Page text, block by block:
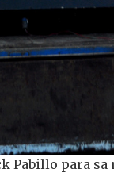
Pabillo para sa